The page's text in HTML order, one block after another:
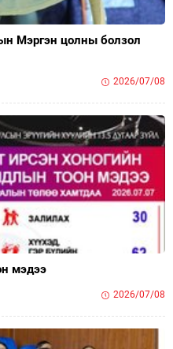
Мэргэн цолны болзол
2026/07/08
мэдээ
2026/07/08